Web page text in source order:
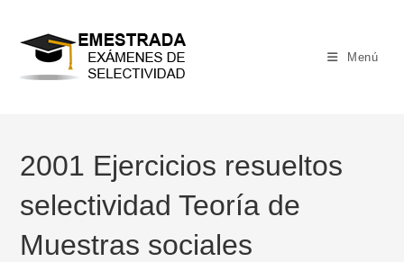
contenido
Menú
2001 Ejercicios resueltos
selectividad Teoría de
Muestras sociales